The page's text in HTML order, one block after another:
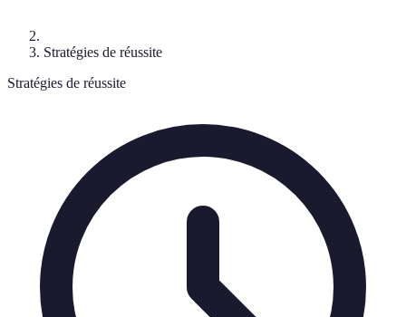
Stratégies de réussite
Stratégies de réussite